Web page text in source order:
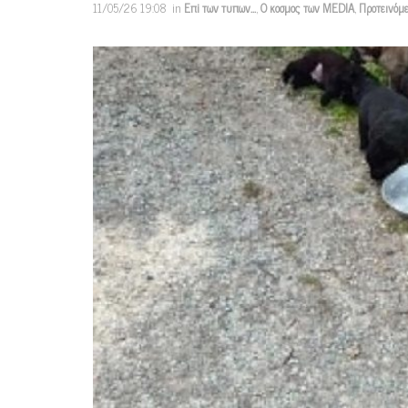
11/05/26 19:08 in Επi των τυπων...,Ο κοσμος των MEDIA,